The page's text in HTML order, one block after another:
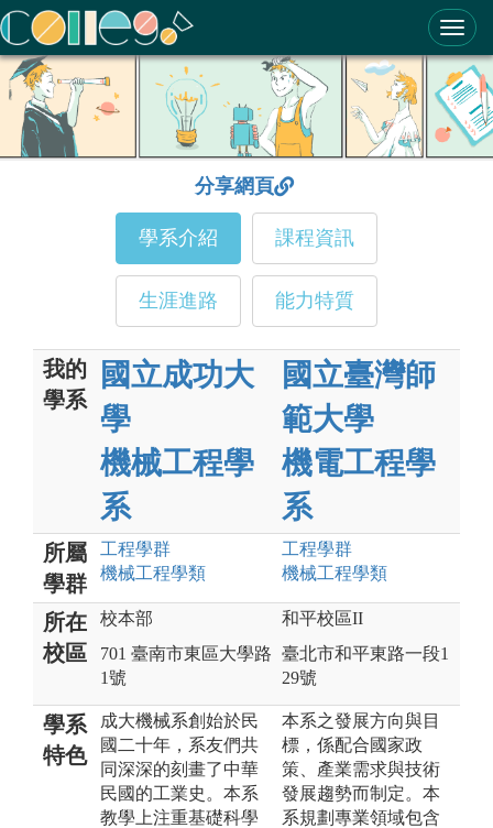
ColleGo! 大學選才與高中育才輔助系統
分享網頁
學系介紹 課程資訊
生涯進路 能力特質
我的
學系
國立成功大
學
機械工程學
系
國立臺灣師
範大學
機電工程學
系
所屬
學群
工程學群
機械工程學類
工程學群
機械工程學類
所在
校區
校本部
701 臺南市東區大學路
1號
和平校區II
臺北市和平東路一段1
29號
學系
特色
成大機械系創始於民
國二十年，系友們共
同深深的刻畫了中華
民國的工業史。本系
教學上注重基礎科學
本系之發展方向與目
標，係配合國家政
策、產業需求與技術
發展趨勢而制定。本
系規劃專業領域包含